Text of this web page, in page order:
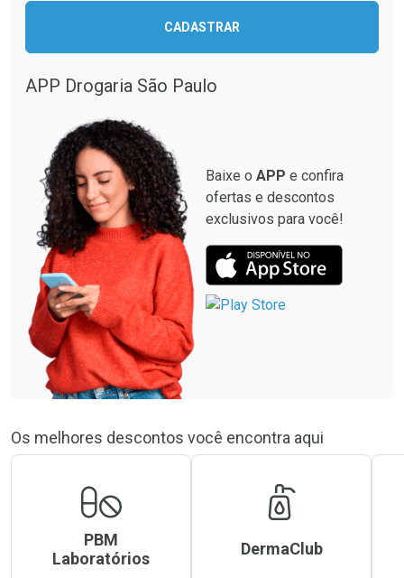
Comprar sem Desconto
Por R$ 664,02/cada
Comprar sem Desconto
Ativar Desconto
Comprar sem Desconto
CADASTRAR
APP Drogaria São Paulo
Baixe o APP e confira
ofertas e descontos
exclusivos para você!
Os melhores descontos você encontra aqui
PBM
Laboratórios
DermaClub